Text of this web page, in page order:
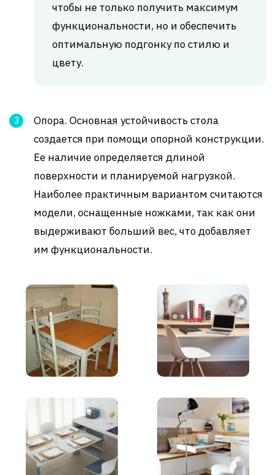
чтобы не только получить максимум
функциональности, но и обеспечить
оптимальную подгонку по стилю и
цвету.
Опора. Основная устойчивость стола
создается при помощи опорной конструкции.
Ее наличие определяется длиной
поверхности и планируемой нагрузкой.
Наиболее практичным вариантом считаются
модели, оснащенные ножками, так как они
выдерживают больший вес, что добавляет
им функциональности.